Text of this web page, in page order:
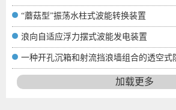
“蘑菇型”振荡水柱式波能转换装置
浪向自适应浮力摆式波能发电装置
一种开孔沉箱和射流挡浪墙组合的透空式
加载更多